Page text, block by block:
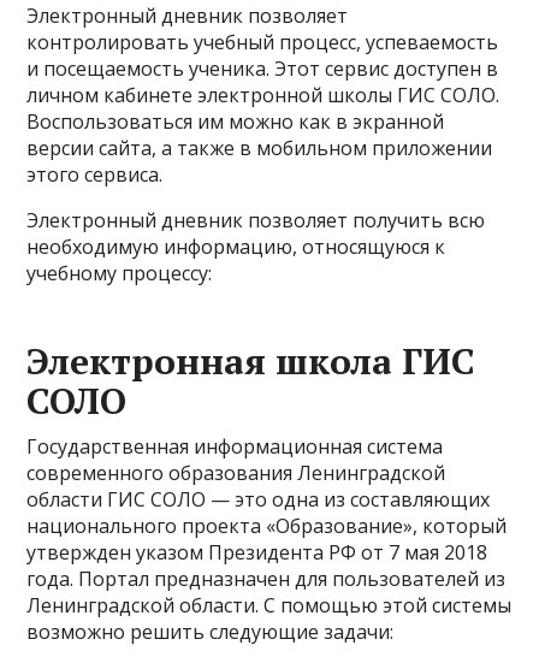
Электронный дневник позволяет
контролировать учебный процесс, успеваемость
и посещаемость ученика. Этот сервис доступен в
личном кабинете электронной школы ГИС СОЛО.
Воспользоваться им можно как в экранной
версии сайта, а также в мобильном приложении
этого сервиса.
Электронный дневник позволяет получить всю
необходимую информацию, относящуюся к
учебному процессу:
Электронная школа ГИС
СОЛО
Государственная информационная система
современного образования Ленинградской
области ГИС СОЛО — это одна из составляющих
национального проекта «Образование», который
утвержден указом Президента РФ от 7 мая 2018
года. Портал предназначен для пользователей из
Ленинградской области. С помощью этой системы
возможно решить следующие задачи: